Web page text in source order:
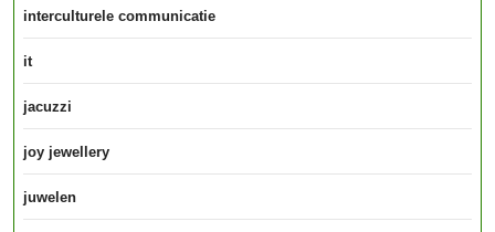
interculturele communicatie
it
jacuzzi
joy jewellery
juwelen